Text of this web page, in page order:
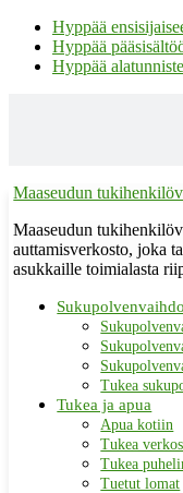
Hyppää
Hyppää
Hyppää
Maaseudun
Maaseudun
auttamisverkosto, joka
asukkaille toimialasta
Tukea
Tukea ja apua
Apua kotiin
Tukea
Tukea
Tuetut lomat